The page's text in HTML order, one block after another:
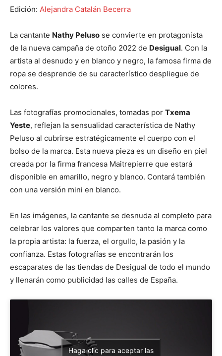
Edición: Alejandra Catalán Becerra
La cantante Nathy Peluso se convierte en protagonista
de la nueva campaña de otoño 2022 de Desigual. Con la
artista al desnudo y en blanco y negro, la famosa firma de
ropa se desprende de su característico despliegue de
colores.
Las fotografías promocionales, tomadas por Txema
Yeste, reflejan la sensualidad característica de Nathy
Peluso al cubrirse estratégicamente el cuerpo con el
bolso de la marca. Esta nueva pieza es un diseño en piel
creada por la firma francesa Maitrepierre que estará
disponible en amarillo, negro y blanco. Contará también
con una versión mini en blanco.
En las imágenes, la cantante se desnuda al completo para
celebrar los valores que comparten tanto la marca como
la propia artista: la fuerza, el orgullo, la pasión y la
confianza. Estas fotografías se encontrarán los
escaparates de las tiendas de Desigual de todo el mundo
y llenarán como publicidad las calles de España.
Haga clic para aceptar las